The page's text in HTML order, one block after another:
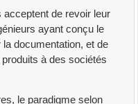
de revoir leur
ayant conçu le
documentation, et de
à des sociétés
le paradigme selon